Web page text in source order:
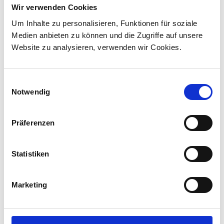
Wir verwenden Cookies
Um Inhalte zu personalisieren, Funktionen für soziale
Medien anbieten zu können und die Zugriffe auf unsere
Website zu analysieren, verwenden wir Cookies.
Notwendig
Präferenzen
Statistiken
Marketing
unterzeichnet und sich damit den ersten
Lokomotivauftrag in Kanada ...
30.07.2026